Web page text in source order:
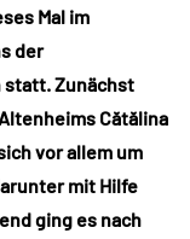
Mal im
der
statt. Zunächst
Cătălina
vor allem um
mit Hilfe
ging es nach